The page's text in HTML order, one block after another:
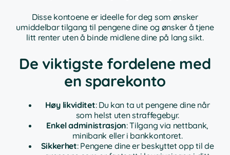
Disse kontoene er ideelle for deg som ønsker
umiddelbar tilgang til pengene dine og ønsker å tjene
litt renter uten å binde midlene dine på lang sikt.
De viktigste fordelene med
en sparekonto
Høy likviditet: Du kan ta ut pengene dine når
som helst uten straffegebyr.
Enkel administrasjon: Tilgang via nettbank,
minibank eller i bankkontoret.
Sikkerhet: Pengene dine er beskyttet opp til de